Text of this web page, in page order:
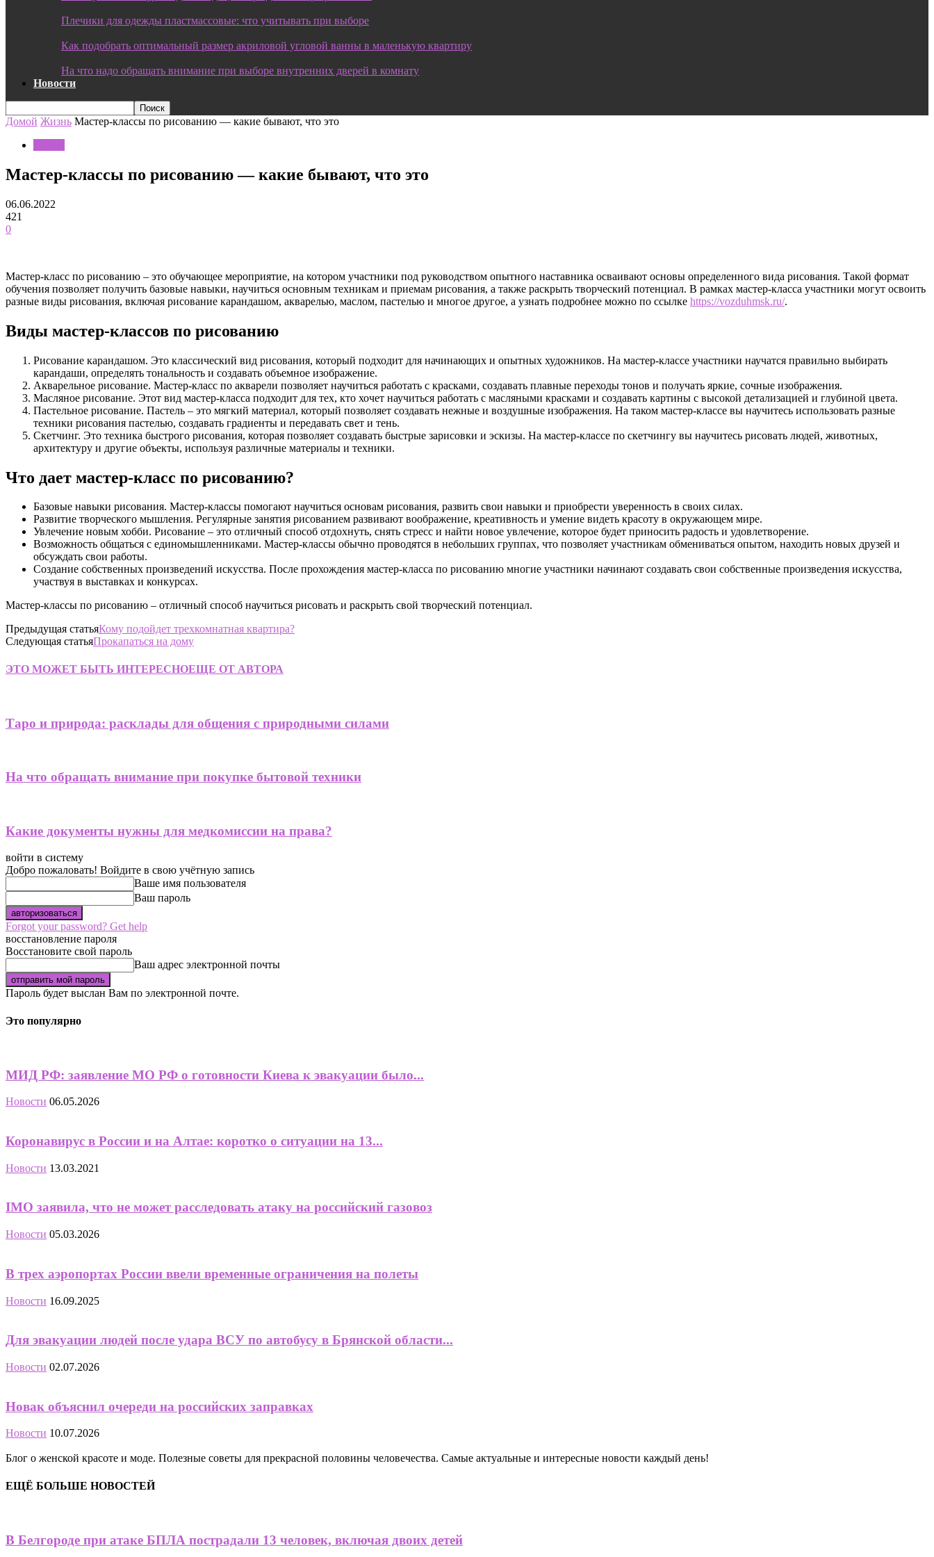
Плечики для одежды пластмассовые: что учитывать при выборе
Как подобрать оптимальный размер акриловой угловой ванны в маленькую квартиру
На что надо обращать внимание при выборе внутренних дверей в комнату
Новости
Домой Жизнь Мастер-классы по рисованию — какие бывают, что это
Мастер-классы по рисованию — какие бывают, что это
06.06.2022
421
0
Мастер-класс по рисованию – это обучающее мероприятие, на котором участники под руководством опытного наставника осваивают основы определенного вида рисования. Такой формат
обучения позволяет получить базовые навыки, научиться основным техникам и приемам рисования, а также раскрыть творческий потенциал. В рамках мастер-класса участники могут освоить
разные виды рисования, включая рисование карандашом, акварелью, маслом, пастелью и многое другое, а узнать подробнее можно по ссылке https://vozduhmsk.ru/.
Виды мастер-классов по рисованию
Рисование карандашом. Это классический вид рисования, который подходит для начинающих и опытных художников. На мастер-классе участники научатся правильно выбирать
карандаши, определять тональность и создавать объемное изображение.
Акварельное рисование. Мастер-класс по акварели позволяет научиться работать с красками, создавать плавные переходы тонов и получать яркие, сочные изображения.
Масляное рисование. Этот вид мастер-класса подходит для тех, кто хочет научиться работать с масляными красками и создавать картины с высокой детализацией и глубиной цвета.
Пастельное рисование. Пастель – это мягкий материал, который позволяет создавать нежные и воздушные изображения. На таком мастер-классе вы научитесь использовать разные
техники рисования пастелью, создавать градиенты и передавать свет и тень.
Скетчинг. Это техника быстрого рисования, которая позволяет создавать быстрые зарисовки и эскизы. На мастер-классе по скетчингу вы научитесь рисовать людей, животных,
архитектуру и другие объекты, используя различные материалы и техники.
Что дает мастер-класс по рисованию?
Базовые навыки рисования. Мастер-классы помогают научиться основам рисования, развить свои навыки и приобрести уверенность в своих силах.
Развитие творческого мышления. Регулярные занятия рисованием развивают воображение, креативность и умение видеть красоту в окружающем мире.
Увлечение новым хобби. Рисование – это отличный способ отдохнуть, снять стресс и найти новое увлечение, которое будет приносить радость и удовлетворение.
Возможность общаться с единомышленниками. Мастер-классы обычно проводятся в небольших группах, что позволяет участникам обмениваться опытом, находить новых друзей и
обсуждать свои работы.
Создание собственных произведений искусства. После прохождения мастер-класса по рисованию многие участники начинают создавать свои собственные произведения искусства,
участвуя в выставках и конкурсах.
Мастер-классы по рисованию – отличный способ научиться рисовать и раскрыть свой творческий потенциал.
Предыдущая статьяКому подойдет трехкомнатная квартира?
Следующая статьяПрокапаться на дому
ЭТО МОЖЕТ БЫТЬ ИНТЕРЕСНОЕЩЕ ОТ АВТОРА
Таро и природа: расклады для общения с природными силами
На что обращать внимание при покупке бытовой техники
Какие документы нужны для медкомиссии на права?
войти в систему
Добро пожаловать! Войдите в свою учётную запись
Ваше имя пользователя
Ваш пароль
Forgot your password? Get help
восстановление пароля
Восстановите свой пароль
Ваш адрес электронной почты
Пароль будет выслан Вам по электронной почте.
Это популярно
МИД РФ: заявление МО РФ о готовности Киева к эвакуации было...
Новости 06.05.2026
Коронавирус в России и на Алтае: коротко о ситуации на 13...
Новости 13.03.2021
IMO заявила, что не может расследовать атаку на российский газовоз
Новости 05.03.2026
В трех аэропортах России ввели временные ограничения на полеты
Новости 16.09.2025
Для эвакуации людей после удара ВСУ по автобусу в Брянской области...
Новости 02.07.2026
Новак объяснил очереди на российских заправках
Новости 10.07.2026
Блог о женской красоте и моде. Полезные советы для прекрасной половины человечества. Самые актуальные и интересные новости каждый день!
ЕЩЁ БОЛЬШЕ НОВОСТЕЙ
В Белгороде при атаке БПЛА пострадали 13 человек, включая двоих детей